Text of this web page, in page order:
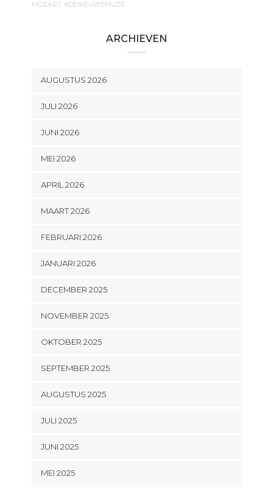
MOZART #DENIEUWEMUZE
ARCHIEVEN
AUGUSTUS 2026
JULI 2026
JUNI 2026
MEI 2026
APRIL 2026
MAART 2026
FEBRUARI 2026
JANUARI 2026
DECEMBER 2025
NOVEMBER 2025
OKTOBER 2025
SEPTEMBER 2025
AUGUSTUS 2025
JULI 2025
JUNI 2025
MEI 2025